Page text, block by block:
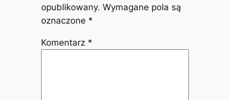
opublikowany. Wymagane pola są
oznaczone *
Komentarz *